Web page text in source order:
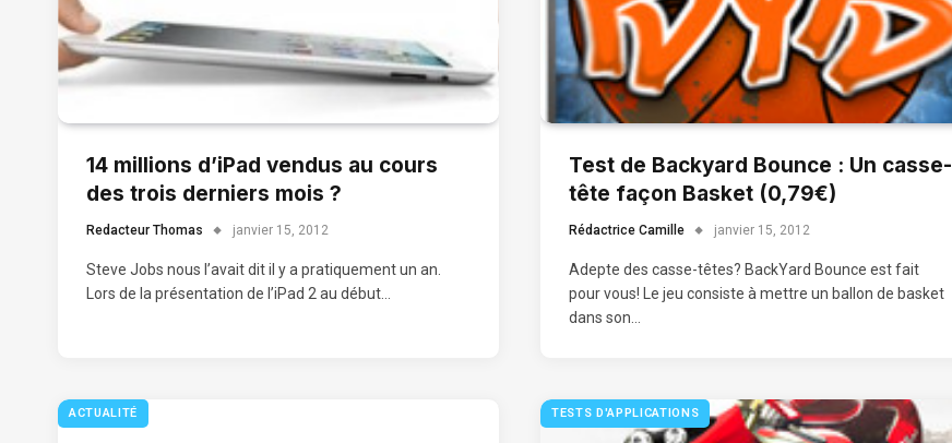
14 millions d’iPad vendus au cours
des trois derniers mois ?
Redacteur Thomas janvier 15, 2012
Steve Jobs nous l’avait dit il y a pratiquement un an.
Lors de la présentation de l’iPad 2 au début…
Test de Backyard Bounce : Un casse-
tête façon Basket (0,79€)
Rédactrice Camille janvier 15, 2012
Adepte des casse-têtes? BackYard Bounce est fait
pour vous! Le jeu consiste à mettre un ballon de basket
dans son…
ACTUALITÉ TESTS D'APPLICATIONS